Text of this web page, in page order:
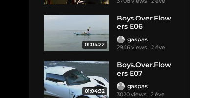
01:04:22
Boys.Over.Flow
ers E06
gaspas
2946 views 2 éve
01:04:32
Boys.Over.Flow
ers E07
gaspas
3020 views 2 éve